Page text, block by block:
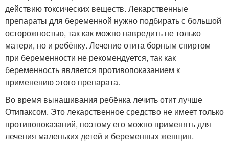
действию токсических веществ. Лекарственные
препараты для беременной нужно подбирать с большой
осторожностью, так как можно навредить не только
матери, но и ребёнку. Лечение отита борным спиртом
при беременности не рекомендуется, так как
беременность является противопоказанием к
применению этого препарата.
Во время вынашивания ребёнка лечить отит лучше
Отипаксом. Это лекарственное средство не имеет только
противопоказаний, поэтому его можно применять для
лечения маленьких детей и беременных женщин.